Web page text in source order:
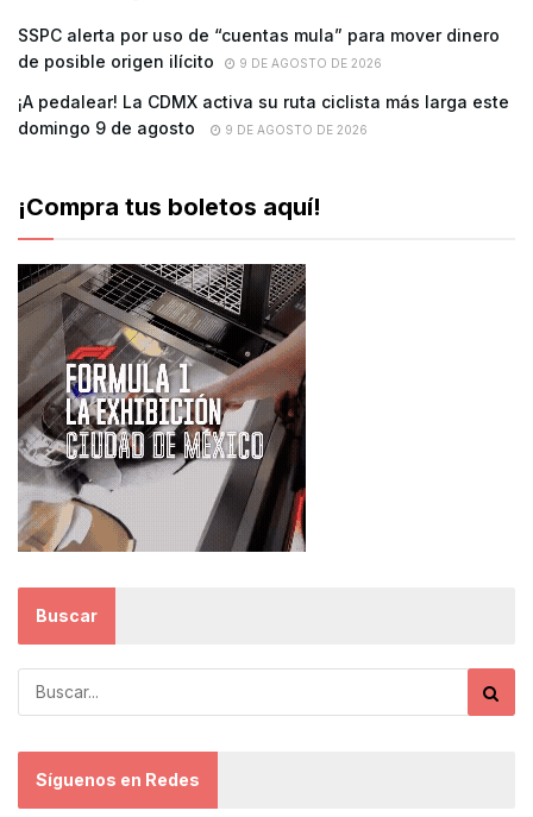
SSPC alerta por uso de “cuentas mula” para mover dinero
de posible origen ilícito
9 DE AGOSTO DE 2026
¡A pedalear! La CDMX activa su ruta ciclista más larga este
domingo 9 de agosto
9 DE AGOSTO DE 2026
¡Compra tus boletos aquí!
Buscar
Síguenos en Redes